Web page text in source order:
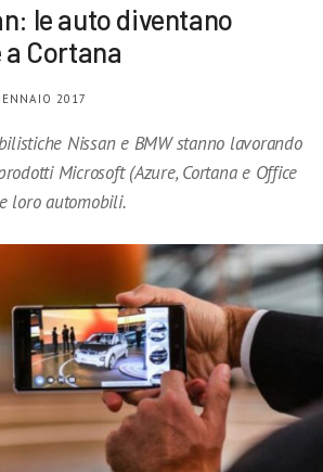
le auto diventano
Cortana
2017
Nissan e BMW stanno lavorando
Microsoft (Azure, Cortana e Office
loro automobili.